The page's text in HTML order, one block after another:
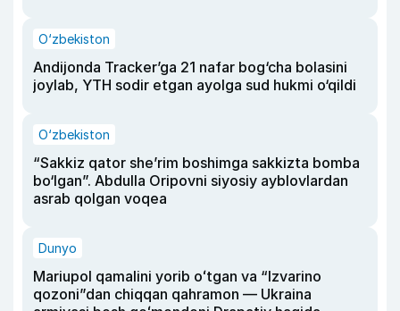
O‘zbekiston
Andijonda Tracker’ga 21 nafar bog‘cha bolasini
joylab, YTH sodir etgan ayolga sud hukmi o‘qildi
O‘zbekiston
“Sakkiz qator she’rim boshimga sakkizta bomba
bo‘lgan”. Abdulla Oripovni siyosiy ayblovlardan
asrab qolgan voqea
Dunyo
Mariupol qamalini yorib oʻtgan va “Izvarino
qozoni”dan chiqqan qahramon — Ukraina